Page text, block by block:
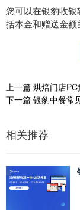
您可以在银豹收
括本金和赠送金额
上一篇 烘焙门店
下一篇 银豹中餐常
相关推荐